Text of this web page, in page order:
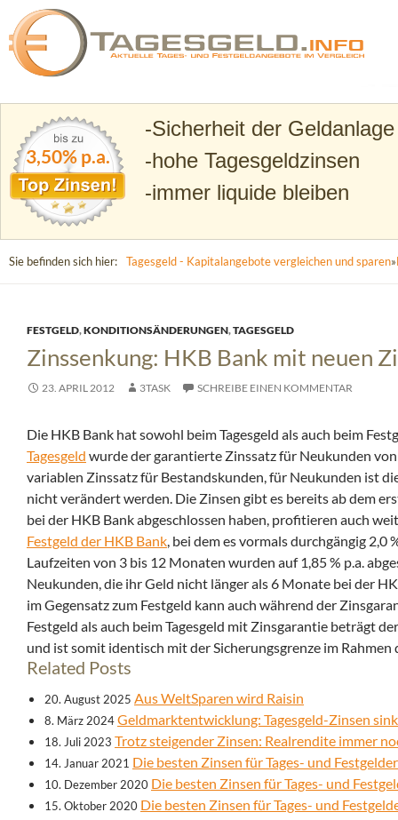
Tagesgeld.info – Tagesgeldkonten vergleichen und
3,50% p.a.
Sicherheit der Geldanlage
hohe Tagesgeldzinsen
immer liquide bleiben
Sie befinden sich hier: Tagesgeld - Kapitalangebote vergleichen und sparen»
FESTGELD,KONDITIONSÄNDERUNGEN,TAGESGELD
Zinssenkung: HKB Bank mit neuen
23. APRIL 2012 3TASK SCHREIBE EINEN KOMMENTAR
Die HKB Bank hat sowohl beim Tagesgeld als auch beim
Tagesgeld wurde der garantierte Zinssatz für Neukunden
variablen Zinssatz für Bestandskunden, für Neukunden ist
nicht verändert werden. Die Zinsen gibt es bereits ab dem
bei der HKB Bank abgeschlossen haben, profitieren auch
Festgeld der HKB Bank, bei dem es vormals durchgängig 2,0
Laufzeiten von 3 bis 12 Monaten wurden auf 1,85 % p.a.
Neukunden, die ihr Geld nicht länger als 6 Monate bei der
im Gegensatz zum Festgeld kann auch während der
Festgeld als auch beim Tagesgeld mit Zinsgarantie beträgt
und ist somit identisch mit der Sicherungsgrenze im
Related Posts
20. August 2025 Aus WeltSparen wird Raisin
8. März 2024Geldmarktentwicklung: Tagesgeld-Zinsen
18. Juli 2023 Trotz steigender Zinsen: Realrendite immer
14. Januar 2021 Die besten Zinsen für Tages- und
10. Dezember 2020 Die besten Zinsen für Tages- und
15. Oktober 2020 Die besten Zinsen für Tages- und